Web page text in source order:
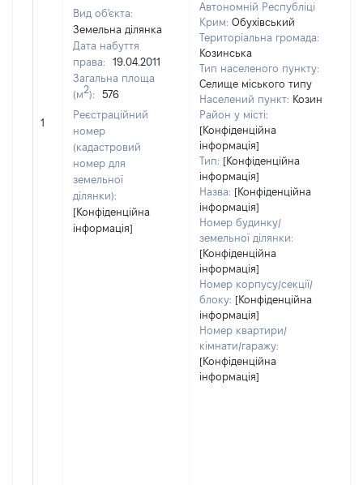
1
Вид об'єкта:
Земельна ділянка
Дата набуття
права:
19.04.2011
Загальна площа
(м2):
576
Реєстраційний
номер
(кадастровий
номер для
земельної
ділянки):
[Конфіденційна
інформація]
Автономній Республіці
Крим: Обухівський
Територіальна громада:
Козинська
Тип населеного пункту:
Селище міського типу
Населений пункт: Козин
Район у місті:
[Конфіденційна
інформація]
Тип: [Конфіденційна
інформація]
Назва: [Конфіденційна
інформація]
Номер будинку/
земельної ділянки:
[Конфіденційна
інформація]
Номер корпусу/секції/
блоку: [Конфіденційна
інформація]
Номер квартири/
кімнати/гаражу:
[Конфіденційна
інформація]